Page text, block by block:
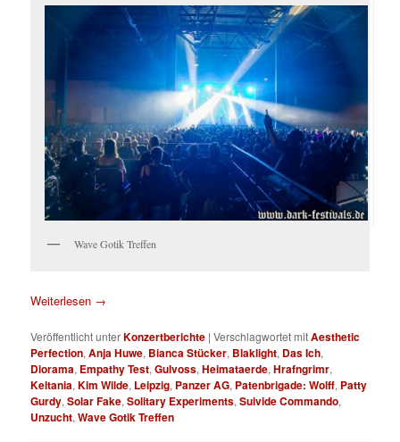
Wave Gotik Treffen
Weiterlesen →
Veröffentlicht unterKonzertberichte |Verschlagwortet mitAesthetic
Perfection,Anja Huwe, Bianca Stücker, Blaklight, Das Ich,
Diorama, Empathy Test,Gulvoss,Heimataerde,Hrafngrimr,
Keltania,Kim Wilde, Leipzig, Panzer AG, Patenbrigade: Wolff, Patty
Gurdy,Solar Fake,Solitary Experiments,Suivide Commando,
Unzucht,Wave Gotik Treffen